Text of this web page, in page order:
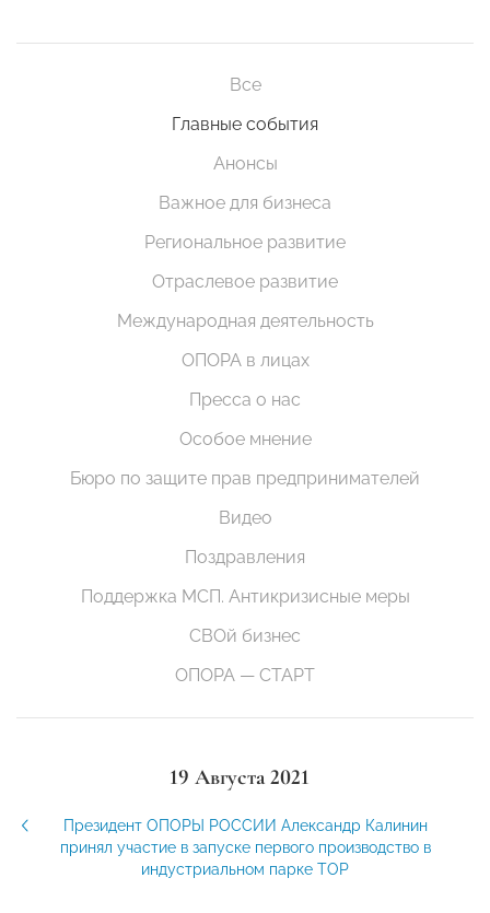
Все
Главные события
Анонсы
Важное для бизнеса
Региональное развитие
Отраслевое развитие
Международная деятельность
ОПОРА в лицах
Пресса о нас
Особое мнение
Бюро по защите прав предпринимателей
Видео
Поздравления
Поддержка МСП. Антикризисные меры
СВОй бизнес
ОПОРА — СТАРТ
19 Августа 2021
Президент ОПОРЫ РОССИИ Александр Калинин
принял участие в запуске первого производство в
индустриальном парке ТОР